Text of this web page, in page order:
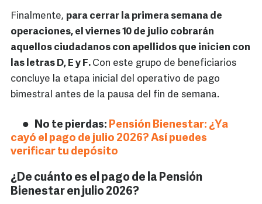
Finalmente, para cerrar la primera semana de
operaciones, el viernes 10 de julio cobrarán
aquellos ciudadanos con apellidos que inicien con
las letras D, E y F. Con este grupo de beneficiarios
concluye la etapa inicial del operativo de pago
bimestral antes de la pausa del fin de semana.
No te pierdas: Pensión Bienestar: ¿Ya
cayó el pago de julio 2026? Así puedes
verificar tu depósito
¿De cuánto es el pago de la Pensión
Bienestar en julio 2026?